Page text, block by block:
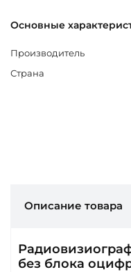
Основные
Производитель
Страна
Описание товара
без блока